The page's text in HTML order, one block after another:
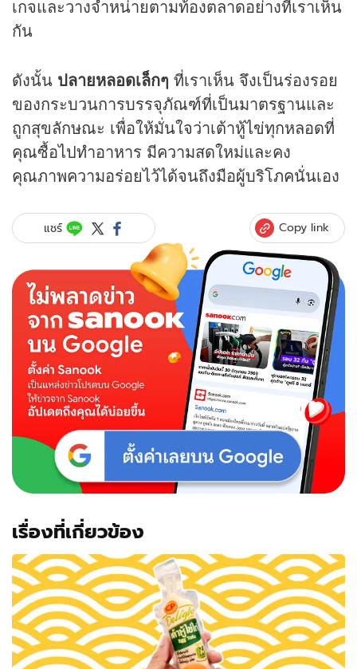
เกจและวางจำหน่ายตามท้องตลาดอย่างที่เราเห็น
กัน
ดังนั้น ปลายหลอดเล็กๆ ที่เราเห็น จึงเป็นร่องรอย
ของกระบวนการบรรจุภัณฑ์ที่เป็นมาตรฐานและ
ถูกสุขลักษณะ เพื่อให้มั่นใจว่าเต้าหู้ไข่ทุกหลอดที่
คุณซื้อไปทำอาหาร มีความสดใหม่และคง
คุณภาพความอร่อยไว้ได้จนถึงมือผู้บริโภคนั่นเอง
แชร์ Copy link
เรื่องที่เกี่ยวข้อง